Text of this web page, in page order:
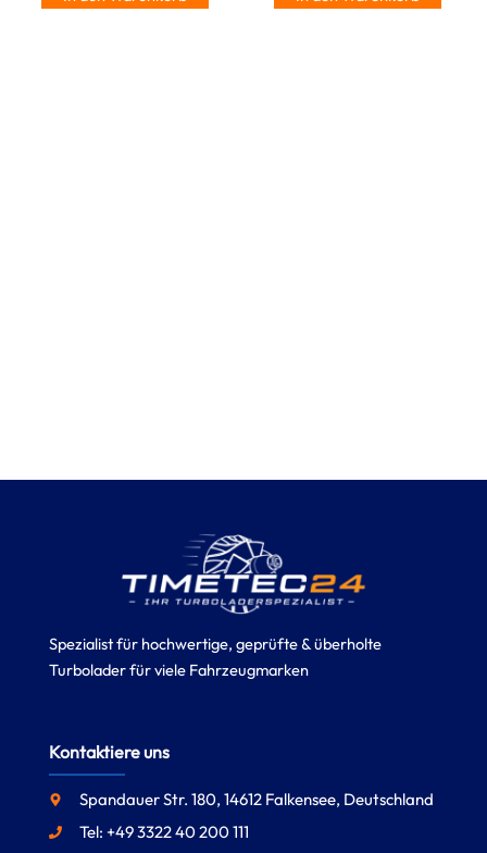
Spezialist für hochwertige, geprüfte & überholte
Turbolader für viele Fahrzeugmarken
Kontaktiere uns
Spandauer Str. 180, 14612 Falkensee, Deutschland
Tel: +49 3322 40 200 111